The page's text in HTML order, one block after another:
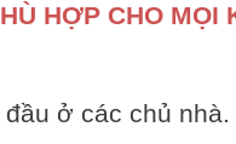
HỢP CHO MỌI
ở các chủ